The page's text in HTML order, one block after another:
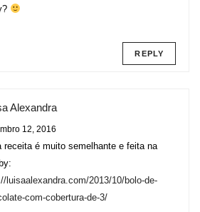
REPLY
Alexandra
12, 2016
receita é muito semelhante e feita na
luisaalexandra.com/2013/10/bolo-de-
com-cobertura-de-3/